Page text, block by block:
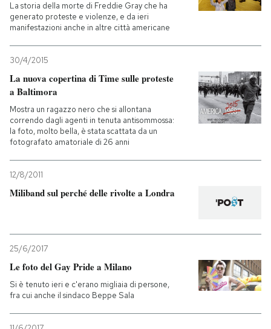
La storia della morte di Freddie Gray che ha
generato proteste e violenze, e da ieri
manifestazioni anche in altre città americane
30/4/2015
La nuova copertina di Time sulle proteste
a Baltimora
Mostra un ragazzo nero che si allontana
correndo dagli agenti in tenuta antisommossa:
la foto, molto bella, è stata scattata da un
fotografato amatoriale di 26 anni
12/8/2011
Miliband sul perché delle rivolte a Londra
25/6/2017
Le foto del Gay Pride a Milano
Si è tenuto ieri e c'erano migliaia di persone,
fra cui anche il sindaco Beppe Sala